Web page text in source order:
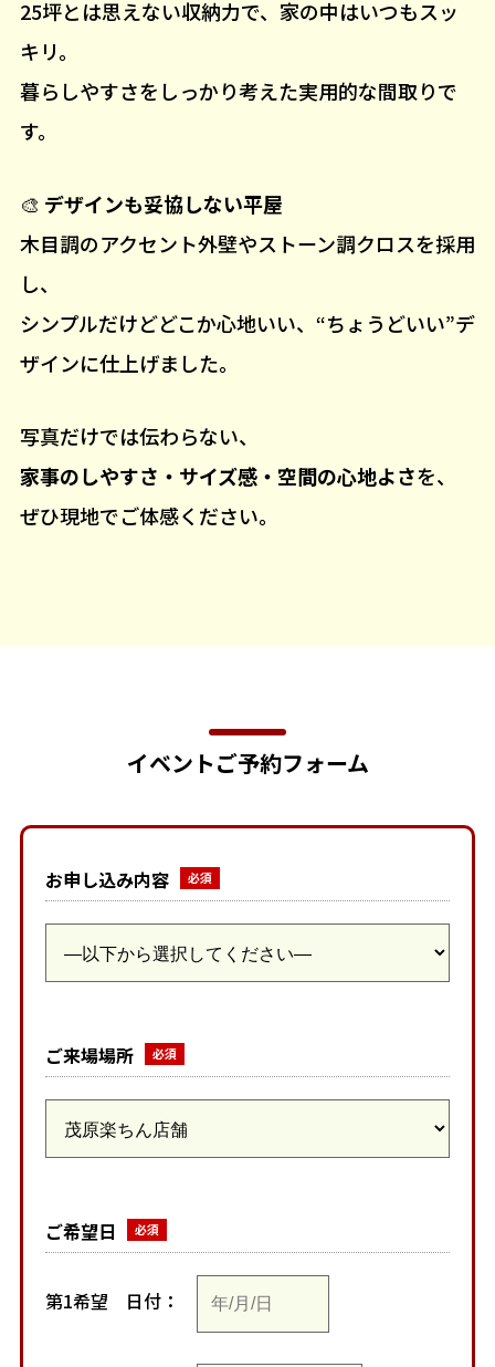
25坪とは思えない収納力で、家の中はいつもスッ
キリ。
暮らしやすさをしっかり考えた実用的な間取りで
す。
🎨 デザインも妥協しない平屋
木目調のアクセント外壁やストーン調クロスを採用
し、
シンプルだけどどこか心地いい、“ちょうどいい”デ
ザインに仕上げました。
写真だけでは伝わらない、
家事のしやすさ・サイズ感・空間の心地よさを、
ぜひ現地でご体感ください。
イベントご予約フォーム
お申し込み内容
ご来場場所
ご希望日
第1希望 日付：